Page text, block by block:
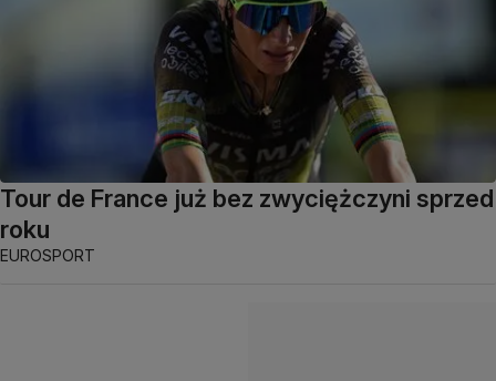
Tour de France już bez zwyciężczyni sprzed
roku
EUROSPORT